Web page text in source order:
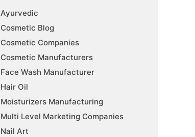
Ayurvedic
Cosmetic Blog
Cosmetic Companies
Cosmetic Manufacturers
Face Wash Manufacturer
Hair Oil
Moisturizers Manufacturing
Multi Level Marketing Companies
Nail Art